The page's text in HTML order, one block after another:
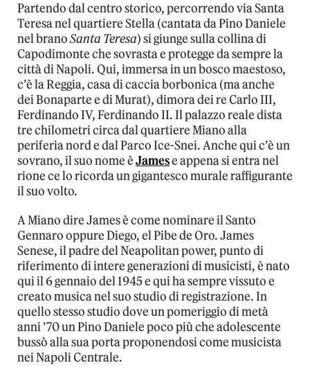
Partendo dal centro storico, percorrendo via Santa
Teresa nel quartiere Stella (cantata da Pino Daniele
nel branoSanta Teresa) si giunge sulla collina di
Capodimonte che sovrasta e protegge da sempre la
città di Napoli. Qui, immersa in un bosco maestoso,
c’è la Reggia, casa di caccia borbonica (ma anche
dei Bonaparte e di Murat), dimora dei re Carlo III,
Ferdinando IV, Ferdinando II. Il palazzo reale dista
tre chilometri circa dal quartiere Miano alla
periferia nord e dal Parco Ice-Snei. Anche qui c’è un
sovrano, il suo nome èJamese appena si entra nel
rione ce lo ricorda un gigantesco murale raffigurante
il suo volto.
A Miano dire James è come nominare il Santo
Gennaro oppure Diego, el Pibe de Oro. James
Senese, il padre del Neapolitan power, punto di
riferimento di intere generazioni di musicisti, è nato
qui il 6 gennaio del 1945 e qui ha sempre vissuto e
creato musica nel suo studio di registrazione. In
quello stesso studio dove un pomeriggio di metà
anni ’70 un Pino Daniele poco più che adolescente
bussò alla sua porta proponendosi come musicista
nei Napoli Centrale.